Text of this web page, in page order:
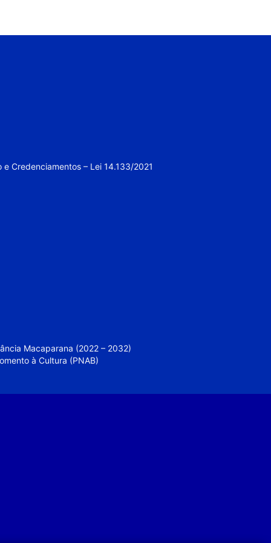
Credenciamentos – Lei 14.133/2021
Macaparana (2022 – 2032)
à Cultura (PNAB)